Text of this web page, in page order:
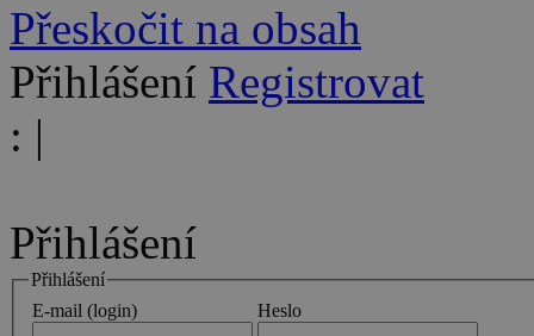
Přeskočit na obsah
Přihlášení Registrovat
: |
Přihlášení
Přihlášení
E-mail (login)
Heslo